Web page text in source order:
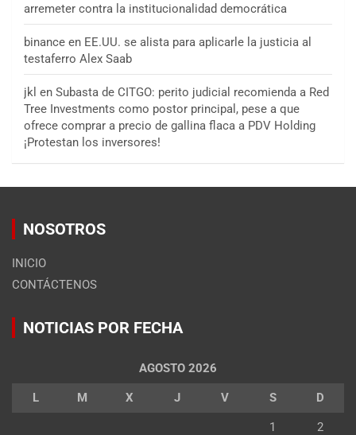
arremeter contra la institucionalidad democrática
binance en EE.UU. se alista para aplicarle la justicia al
testaferro Alex Saab
jkl en Subasta de CITGO: perito judicial recomienda a Red
Tree Investments como postor principal, pese a que
ofrece comprar a precio de gallina flaca a PDV Holding
¡Protestan los inversores!
NOSOTROS
INICIO
CONTÁCTENOS
NOTICIAS POR FECHA
AGOSTO 2026
L M X J V S D
1 2